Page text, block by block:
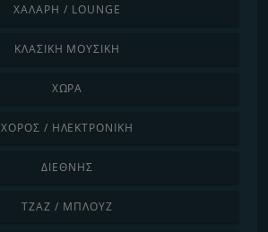
ΧΑΛΑΡΉ / LOUNGE
ΚΛΑΣΙΚΉ ΜΟΥΣΙΚΉ
ΧΏΡΑ
ΧΟΡΌΣ / ΗΛΕΚΤΡΟΝΙΚΉ
ΔΙΕΘΝΉΣ
ΤΖΑΖ / ΜΠΛΟΥΖ